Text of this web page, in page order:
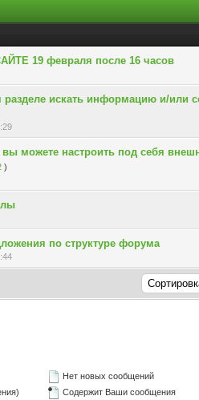
19 февраля после 16 часов
оценка: 0 из 5
234 5
искать информацию и/или
оценка: 0 из 5
можете настроить под себя
)оценка: 0 из 5
2
оценка: 0 из 5
234
по структуре форума
оценка: 0 из 5
2345
Нет новых сообщений
Содержит Ваши сообщения